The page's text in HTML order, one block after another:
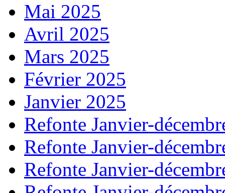
Mai 2025
Avril 2025
Mars 2025
Février 2025
Janvier 2025
Refonte Janvier-
Refonte Janvier-
Refonte Janvier-